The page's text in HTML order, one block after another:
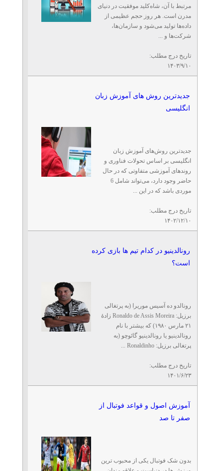
مرتبط با آن، شاه‌کلید موفقیت در دنیای
مدرن است. هر روز حجم عظیمی از
داده‌ها تولید می‌شود و سازمان‌ها،
شرکت‌ها و ...
تاریخ درج مطلب:
۱۴۰۳/۹/۱۰
جدیدترین روش های آموزش زبان
انگلیسی
جدیدترین روش‌های آموزش زبان
انگلیسی بر اساس تحولات فناوری و
روند‌های آموزشی متفاوتی که در حال
حاضر وجود دارد، می‌تواند شامل 6
موردی باشد که در این ...
تاریخ درج مطلب:
۱۴۰۲/۱۲/۱۰
رونالدینیو در کدام تیم ها بازی کرده
است؟
رونالدو ده آسیس موریرا (به پرتغالی
برزیل: Ronaldo de Assis Moreira زادهٔ
۲۱ مارس ۱۹۸۰) که بیشتر با نام
رونالدینیو یا رونالدینیو گائوچو (به
پرتغالی برزیل: Ronaldinho ...
تاریخ درج مطلب:
۱۴۰۱/۶/۲۳
آموزش اصول و قواعد فوتبال از
صفر تا صد
بدون شک فوتبال یکی از محبوب ترین